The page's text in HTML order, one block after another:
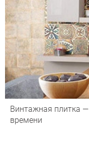
Винтажная плитка
времени